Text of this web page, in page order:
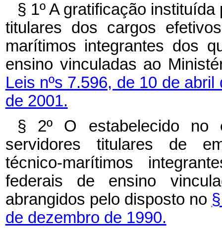
§ 1ºA gratificação
titulares dos cargos
marítimos integrantes dos
ensino vinculadas ao
Leis nºs 7.596, de 10 de
de 2001.
§ 2º O estabelecido no
servidores titulares de
técnico-marítimos
federais de ensino
abrangidos pelo disposto no
de dezembro de 1990.